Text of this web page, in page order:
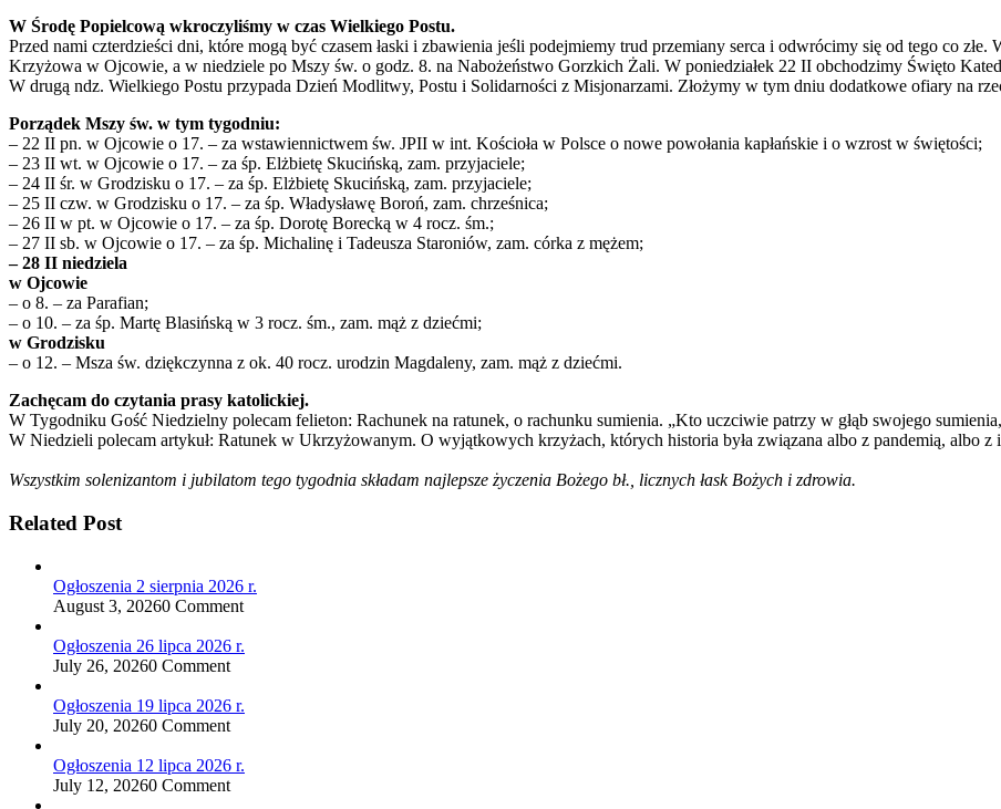
W Środę Popielcową wkroczyliśmy w czas Wielkiego Postu.
Przed nami czterdzieści dni, które mogą być czasem łaski i zbawienia jeśli podejmiemy trud przemiany serca i odwrócimy się od tego co
Krzyżowa w Ojcowie, a w niedziele po Mszy św. o godz. 8. na Nabożeństwo Gorzkich Żali. W poniedziałek 22 II obchodzimy Święto
W drugą ndz. Wielkiego Postu przypada Dzień Modlitwy, Postu i Solidarności z Misjonarzami. Złożymy w tym dniu dodatkowe ofiary na
Porządek Mszy św. w tym tygodniu:
– 22 II pn. w Ojcowie o 17. – za wstawiennictwem św. JPII w int. Kościoła w Polsce o nowe powołania kapłańskie i o wzrost w świętości;
– 23 II wt. w Ojcowie o 17. – za śp. Elżbietę Skucińską, zam. przyjaciele;
– 24 II śr. w Grodzisku o 17. – za śp. Elżbietę Skucińską, zam. przyjaciele;
– 25 II czw. w Grodzisku o 17. – za śp. Władysławę Boroń, zam. chrześnica;
– 26 II w pt. w Ojcowie o 17. – za śp. Dorotę Borecką w 4 rocz. śm.;
– 27 II sb. w Ojcowie o 17. – za śp. Michalinę i Tadeusza Staroniów, zam. córka z mężem;
– 28 II niedziela
w Ojcowie
– o 8. – za Parafian;
– o 10. – za śp. Martę Blasińską w 3 rocz. śm., zam. mąż z dziećmi;
w Grodzisku
– o 12. – Msza św. dziękczynna z ok. 40 rocz. urodzin Magdaleny, zam. mąż z dziećmi.
Zachęcam do czytania prasy katolickiej.
W Tygodniku Gość Niedzielny polecam felieton: Rachunek na ratunek, o rachunku sumienia. „Kto uczciwie patrzy w głąb swojego
W Niedzieli polecam artykuł: Ratunek w Ukrzyżowanym. O wyjątkowych krzyżach, których historia była związana albo z pandemią, albo
Wszystkim solenizantom i jubilatom tego tygodnia składam najlepsze życzenia Bożego bł., licznych łask Bożych i zdrowia.
Related Post
Ogłoszenia 2 sierpnia 2026 r.
August 3, 20260 Comment
Ogłoszenia 26 lipca 2026 r.
July 26, 20260 Comment
Ogłoszenia 19 lipca 2026 r.
July 20, 20260 Comment
Ogłoszenia 12 lipca 2026 r.
July 12, 20260 Comment